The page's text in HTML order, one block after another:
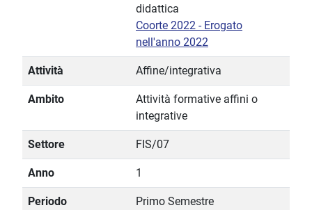
didattica
Coorte 2022 - Erogato
nell'anno 2022
Attività Affine/integrativa
Ambito
Attività formative affini o
integrative
Settore FIS/07
Anno 1
Periodo Primo Semestre